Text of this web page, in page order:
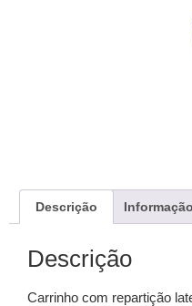
Descrição
Descrição
Carrinho com repartição